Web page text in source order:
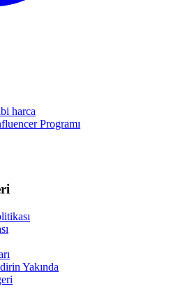
harca
Programı
Yakında